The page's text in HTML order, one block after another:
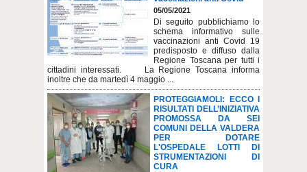
05/05/2021
Di seguito pubblichiamo lo
schema informativo sulle
vaccinazioni anti Covid 19
predisposto e diffuso dalla
Regione Toscana per tutti i
cittadini interessati. La Regione Toscana informa
inoltre che da martedì 4 maggio ...
PROTEGGIAMOLI: ECCO I
RISULTATI DELL’INIZIATIVA
PROMOSSA DA SEI
COMUNI DELLA VALDERA
PER DOTARE
L'OSPEDALE LOTTI DI
STRUMENTAZIONI DI
CURA